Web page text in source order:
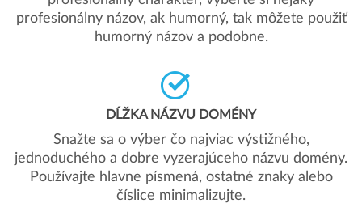
profesionálny názov, ak humorný, tak môžete použiť
humorný názov a podobne.
DĹŽKA NÁZVU DOMÉNY
Snažte sa o výber čo najviac výstižného,
jednoduchého a dobre vyzerajúceho názvu domény.
Používajte hlavne písmená, ostatné znaky alebo
číslice minimalizujte.